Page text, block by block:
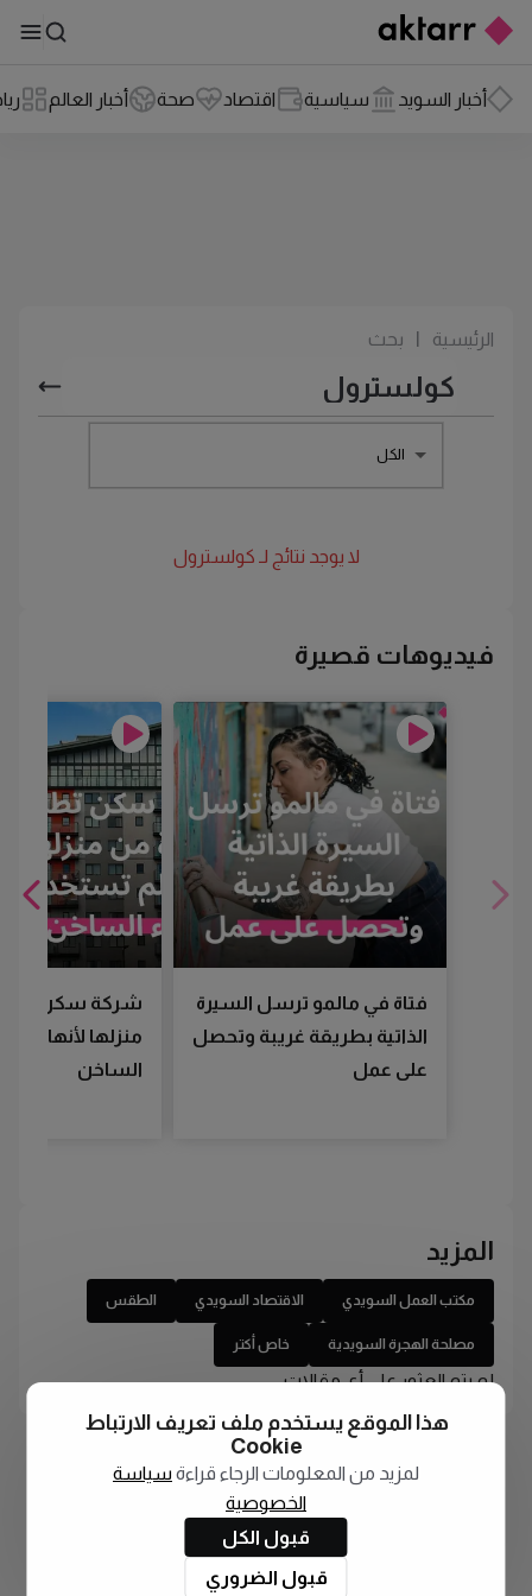
أخبار السويد سياسية اقتصاد صحة أخبار العالم
الرئيسية بحث
الكل
لا يوجد نتائج لـ كولسترول
فيديوهات قصيرة
فتاة في مالمو ترسل السيرة
الذاتية بطريقة غريبة وتحصل
على عمل
شركة سكن
منزلها لأنها لم
الساخن
المزيد
مكتب العمل السويدي الاقتصاد السويدي الطقس
مصلحة الهجرة السويدية خاص أكتر
لم يتم العثور على أي مقالات
هذا الموقع يستخدم ملف تعريف الارتباط
Cookie
لمزيد من المعلومات الرجاء قراءة سياسة
الخصوصية
قبول الكل
قبول الضروري